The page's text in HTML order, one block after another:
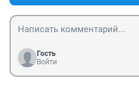
Гость
Войти